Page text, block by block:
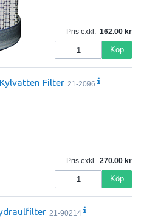
Pris exkl. 162.00
Köp
Kylvatten Filter 21-2096
Pris exkl. 270.00
Köp
21-90214